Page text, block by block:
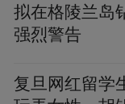
金融监管力度
提高金融监管
统筹协调不
力一些，同时
拟在格陵兰岛
强烈警告
复旦网红留学